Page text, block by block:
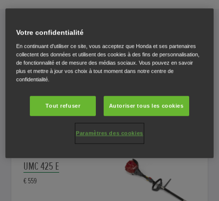
Caractéristiques
VOTRE VERSATOOL™ EN DÉTAILS
Sélectionnez un Versatool™ pour afficher les spécifications
techniques.
UMC 425 E
€ 559
Votre confidentialité
En continuant d'utiliser ce site, vous acceptez que Honda et ses partenaires
collectent des données et utilisent des cookies à des fins de personnalisation,
de fonctionnalité et de mesure des médias sociaux. Vous pouvez en savoir
plus et mettre à jour vos choix à tout moment dans notre centre de
confidentialité.
Tout refuser Autoriser tous les cookies
Paramètres des cookies